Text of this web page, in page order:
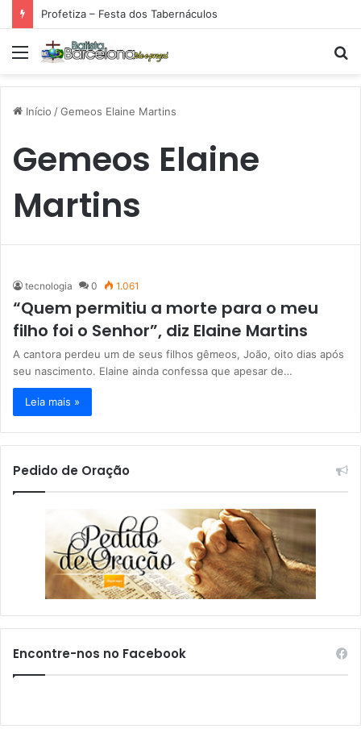
Profetiza – Festa dos Tabernáculos
Menu
Início /Gemeos Elaine Martins
Gemeos Elaine
Martins
tecnologia 0 1.061
“Quem permitiu a morte para o meu
filho foi o Senhor”, diz Elaine Martins
A cantora perdeu um de seus filhos gêmeos, João, oito dias após
seu nascimento. Elaine ainda confessa que apesar de…
Leia mais »
Pedido de Oração
Encontre-nos no Facebook